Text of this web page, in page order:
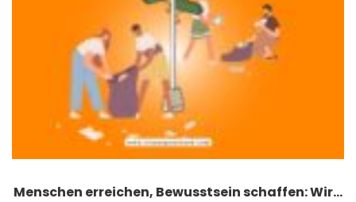
Menschen erreichen, Bewusstsein schaffen: Wir…